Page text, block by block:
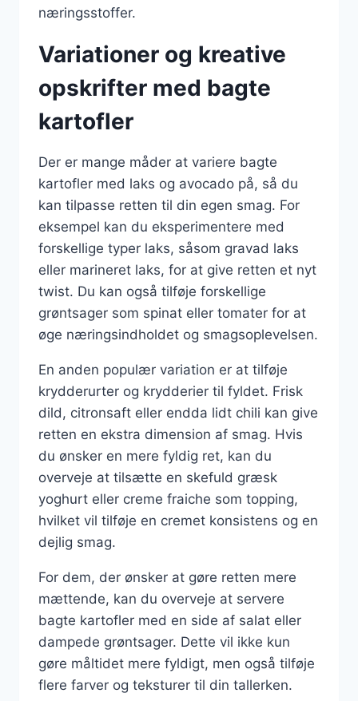
næringsstoffer.
Variationer og kreative
opskrifter med bagte
kartofler
Der er mange måder at variere bagte
kartofler med laks og avocado på, så du
kan tilpasse retten til din egen smag. For
eksempel kan du eksperimentere med
forskellige typer laks, såsom gravad laks
eller marineret laks, for at give retten et nyt
twist. Du kan også tilføje forskellige
grøntsager som spinat eller tomater for at
øge næringsindholdet og smagsoplevelsen.
En anden populær variation er at tilføje
krydderurter og krydderier til fyldet. Frisk
dild, citronsaft eller endda lidt chili kan give
retten en ekstra dimension af smag. Hvis
du ønsker en mere fyldig ret, kan du
overveje at tilsætte en skefuld græsk
yoghurt eller creme fraiche som topping,
hvilket vil tilføje en cremet konsistens og en
dejlig smag.
For dem, der ønsker at gøre retten mere
mættende, kan du overveje at servere
bagte kartofler med en side af salat eller
dampede grøntsager. Dette vil ikke kun
gøre måltidet mere fyldigt, men også tilføje
flere farver og teksturer til din tallerken.